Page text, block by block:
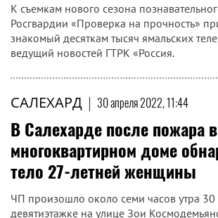
К съемкам нового сезона
Росгвардии «Проверка на прочность»
знакомый десяткам тысяч ямальских
ведущий новостей ГТРК «Россия.
САЛЕХАРД | 30 апреля 2022, 11:44
В Салехарде после пожара в
многоквартирном доме
тело 27-летней женщины
ЧП произошло около семи часов утра 30
девятиэтажке на улице Зои